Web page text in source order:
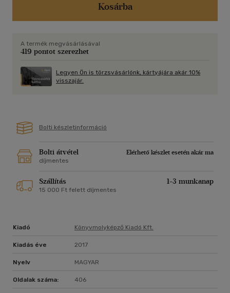
ő sem nem számított, hogy a tanítás alatt szerelembe esik.
Kosárba
A termék megvásárlásával
419 pontot szerezhet
Legyen Ön is törzsvásárlónk, kártyájára akár 10%
visszajár.
Bolti készletinformáció
Bolti átvétel
Elérhető készlet esetén akár ma
díjmentes
Szállítás 1-3 munkanap
15 000 Ft felett díjmentes
Kiadó Könyvmolyképző Kiadó Kft.
Kiadás éve 2017
Nyelv MAGYAR
Oldalak száma: 406